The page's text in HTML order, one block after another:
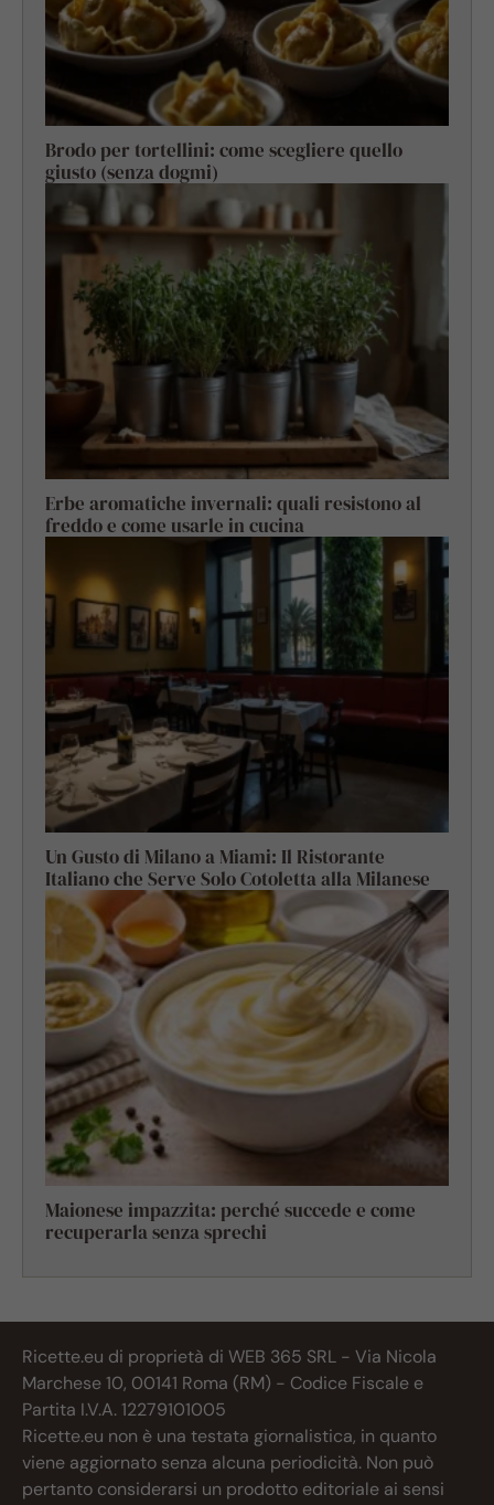
Brodo per tortellini: come scegliere quello
giusto (senza dogmi)
Erbe aromatiche invernali: quali resistono al
freddo e come usarle in cucina
Un Gusto di Milano a Miami: Il Ristorante
Italiano che Serve Solo Cotoletta alla Milanese
Maionese impazzita: perché succede e come
recuperarla senza sprechi
Ricette.eu di proprietà di WEB 365 SRL - Via Nicola
Marchese 10, 00141 Roma (RM) - Codice Fiscale e
Partita I.V.A. 12279101005
Ricette.eu non è una testata giornalistica, in quanto
viene aggiornato senza alcuna periodicità. Non può
pertanto considerarsi un prodotto editoriale ai sensi